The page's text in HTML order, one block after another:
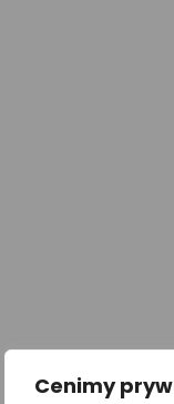
Cenimy